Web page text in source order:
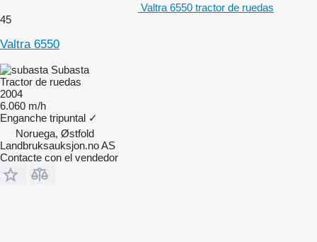
Valtra 6550 tractor de ruedas
45
Valtra 6550
Subasta
Tractor de ruedas
2004
6.060 m/h
Enganche tripuntal ✓
Noruega, Østfold
Landbruksauksjon.no AS
Contacte con el vendedor